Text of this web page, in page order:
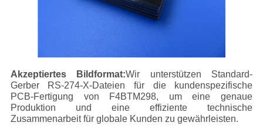
Akzeptiertes Bildformat:Wir unterstützen Standard-
Gerber RS-274-X-Dateien für die kundenspezifische
PCB-Fertigung von F4BTM298, um eine genaue
Produktion und eine effiziente technische
Zusammenarbeit für globale Kunden zu gewährleisten.